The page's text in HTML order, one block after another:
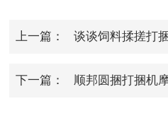
上一篇： 谈谈饲料揉搓打
下一篇： 顺邦圆捆打捆机